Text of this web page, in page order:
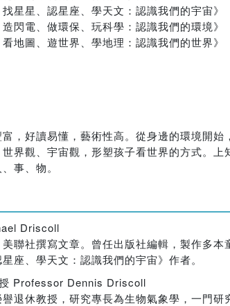
找星星、認星座、學天文：認識我們的宇宙》
閃電、做環保、玩科學：認識我們的環境》
看地圖、遊世界、學地理：認識我們的世界》
，好讀易懂，藝術性高。從身邊的環境開
界觀、宇宙觀，形塑孩子看世界的方式。
事、物。
Driscoll
聯社撰寫文章。曾任出版社編輯，製作多
座、學天文：認識我們的宇宙》作者。
Professor Dennis Driscoll
退休教授，研究專長為生物氣象學，一門